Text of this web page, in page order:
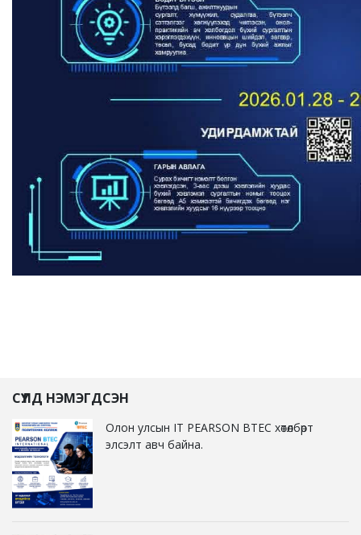
СҮҮЛД НЭМЭГДСЭН
Олон улсын IT PEARSON BTEC хөтөлбөрт
элсэлт авч байна.